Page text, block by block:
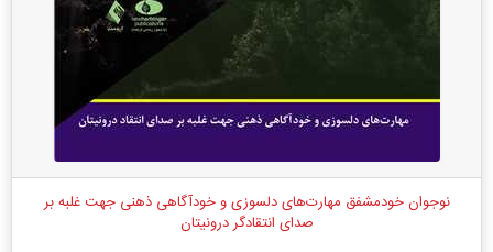
نوجوان خودمشفق مهارت‌های دلسوزی و خودآگاهی ذهنی جهت غلبه بر
صدای انتقادگر درونیتان